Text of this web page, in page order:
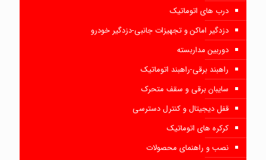
درب های اتوماتیک
دزدگیر اماکن و تجهیزات جانبی-دزدگیر خودرو
دوربین مداربسته
راهبند برقی-راهبند اتوماتیک
سایبان برقی و سقف متحرک
قفل دیجیتال و کنترل دسترسی
کرکره های اتوماتیک
نصب و راهنمای محصولات